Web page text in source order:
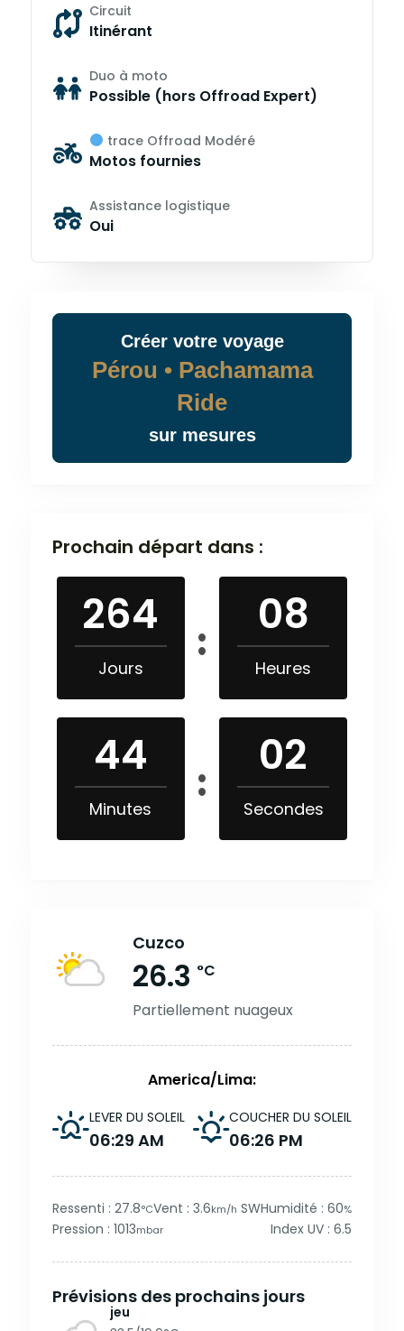
Circuit
Itinérant
Duo à moto
Possible (hors Offroad Expert)
trace Offroad Modéré
Motos fournies
Assistance logistique
Oui
Créer votrevoyage
Pérou • Pachamama
Ride
sur mesures
Prochain départ dans :
264
Jours
08
Heures
44
Minutes
01
Secondes
Cuzco
26.3 °C
Partiellement nuageux
America/Lima:
LEVER DU SOLEIL
06:29 AM
COUCHER DU SOLEIL
06:26 PM
Ressenti : 27.8°CVent : 3.6km/h SWHumidité : 60%
Pression : 1013mbar Index UV : 6.5
Prévisions des prochains jours
jeu